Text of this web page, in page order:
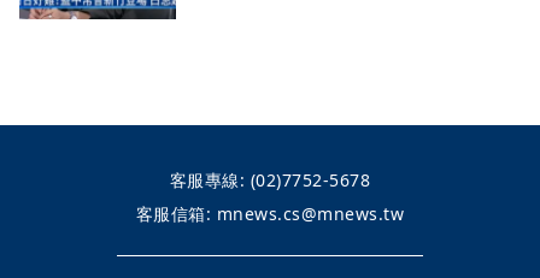
客服專線: (02)7752-5678
客服信箱: mnews.cs@mnews.tw